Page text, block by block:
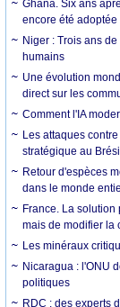
Ghana. Six ans
encore été
Niger : Trois ans
humains
Une évolution
direct sur les
Comment l'IA
Les attaques
stratégique au
Retour d'espèces
dans le monde
France. La solution
mais de modifier la
Les minéraux
Nicaragua : l'ONU
politiques
RDC : des experts